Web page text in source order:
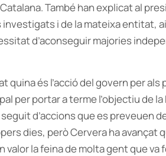
També han explicat al
investigats i de la mateixa entitat,
d’aconseguir majories
quina és l’acció del govern per als
per portar a terme l’objectiu de la
d’accions que es preveuen
dies, però Cervera ha avançat
valor la feina de molta gent que